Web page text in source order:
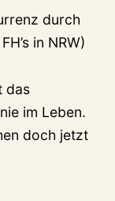
durch
in NRW)
das
im Leben.
doch jetzt